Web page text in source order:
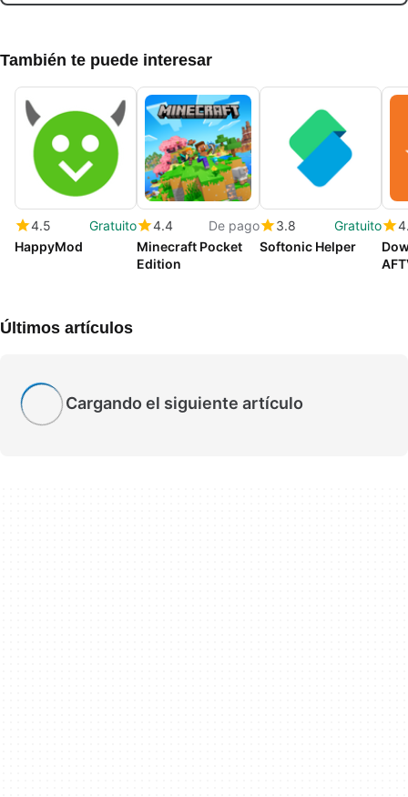
También te puede interesar
4.5
Gratuito
HappyMod
4.4
De pago
Minecraft Pocket
Edition
3.8
Gratuito
Softonic Helper
Últimos artículos
Cargando el siguiente artículo